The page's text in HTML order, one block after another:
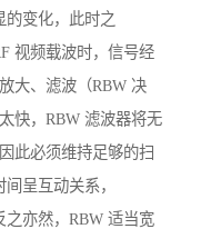
的变化，此时之
视频载波时，信号经
大、滤波（RBW 决
快，RBW 滤波器将无
此必须维持足够的扫
呈互动关系，
之亦然，RBW 适当宽